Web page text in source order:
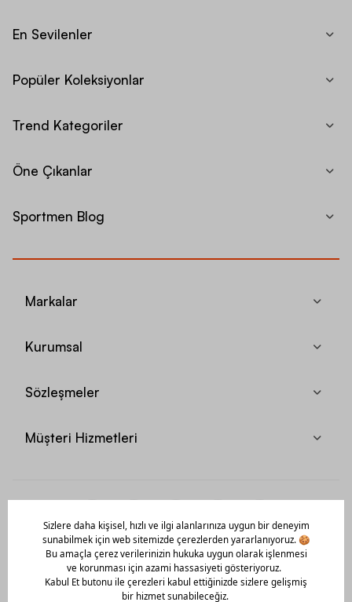
En Sevilenler
Popüler Koleksiyonlar
Trend Kategoriler
Öne Çıkanlar
Sportmen Blog
Markalar
Kurumsal
Sözleşmeler
Müşteri Hizmetleri
Mobil Uygulamamızı Hemen İndir!